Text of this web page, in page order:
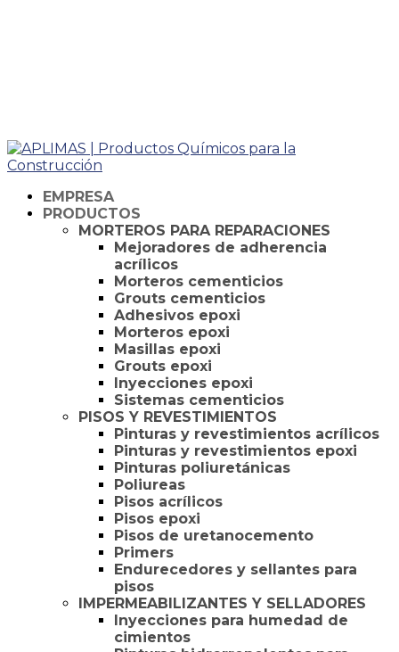
EMPRESA
PRODUCTOS
MORTEROS PARA REPARACIONES
Mejoradores de adherencia
acrílicos
Morteros cementicios
Grouts cementicios
Adhesivos epoxi
Morteros epoxi
Masillas epoxi
Grouts epoxi
Inyecciones epoxi
Sistemas cementicios
PISOS Y REVESTIMIENTOS
Pinturas y revestimientos acrílicos
Pinturas y revestimientos epoxi
Pinturas poliuretánicas
Poliureas
Pisos acrílicos
Pisos epoxi
Pisos de uretanocemento
Primers
Endurecedores y sellantes para
pisos
IMPERMEABILIZANTES Y SELLADORES
Inyecciones para humedad de
cimientos